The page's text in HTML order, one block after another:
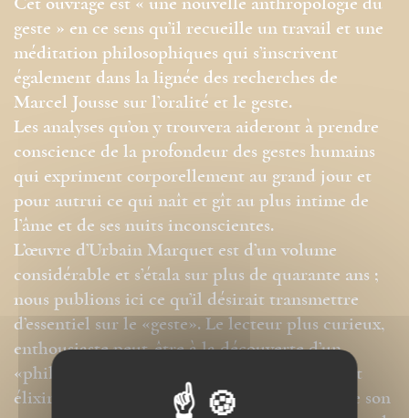
geste » en ce sens qu’il recueille un travail et une
méditation philosophiques qui s’inscrivent
également dans la lignée des recherches de
Marcel Jousse sur l’oralité et le geste.
Les analyses qu’on y trouvera aideront à prendre
conscience de la profondeur des gestes humains
qui expriment corporellement au grand jour et
pour autrui ce qui naît et gît au plus intime de
l’âme et de ses nuits inconscientes.
L’œuvre d’Urbain Marquet est d’un volume
considérable et s’étala sur plus de quarante ans ;
nous publions ici ce qu’il désirait transmettre
d’essentiel sur le «geste». Le lecteur plus curieux,
enthousiaste peut-être à la découverte d’un
«philosophe inconnu», après avoir goûté à cet
élixir de l’esprit, pourra trouver l’ensemble de son